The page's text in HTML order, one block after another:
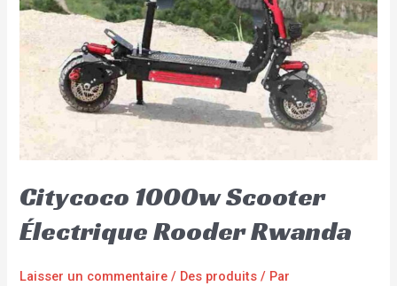
Citycoco 1000w Scooter
Électrique Rooder Rwanda
Laisser un commentaire / Des produits / Par